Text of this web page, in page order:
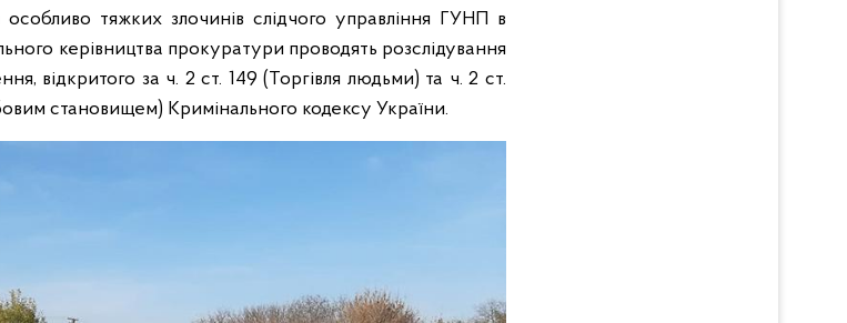
особливо тяжких злочинів слідчого управління ГУНП в
керівництва прокуратури проводять розслідування
відкритого за ч. 2 ст. 149 (Торгівля людьми) та ч. 2 ст.
становищем) Кримінального кодексу України.